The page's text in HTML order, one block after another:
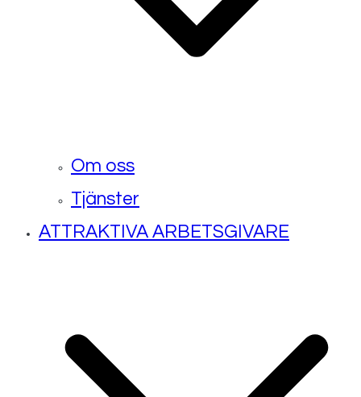
Om oss
Tjänster
ATTRAKTIVA ARBETSGIVARE